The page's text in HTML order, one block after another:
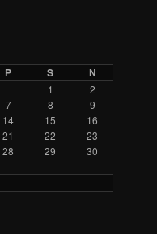
P S N
1
2
7 8
9
14 15
16
21 22
23
28 29
30